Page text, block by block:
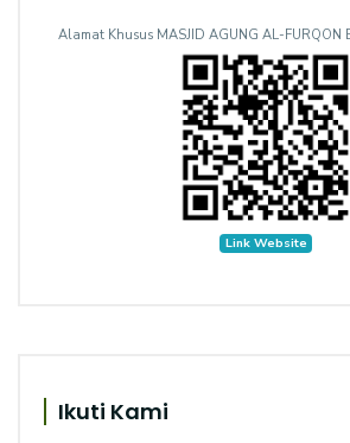
Alamat Khusus MASJID AGUNG AL-FURQON
Link Website
Ikuti Kami